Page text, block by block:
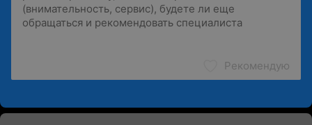
Рекомендую